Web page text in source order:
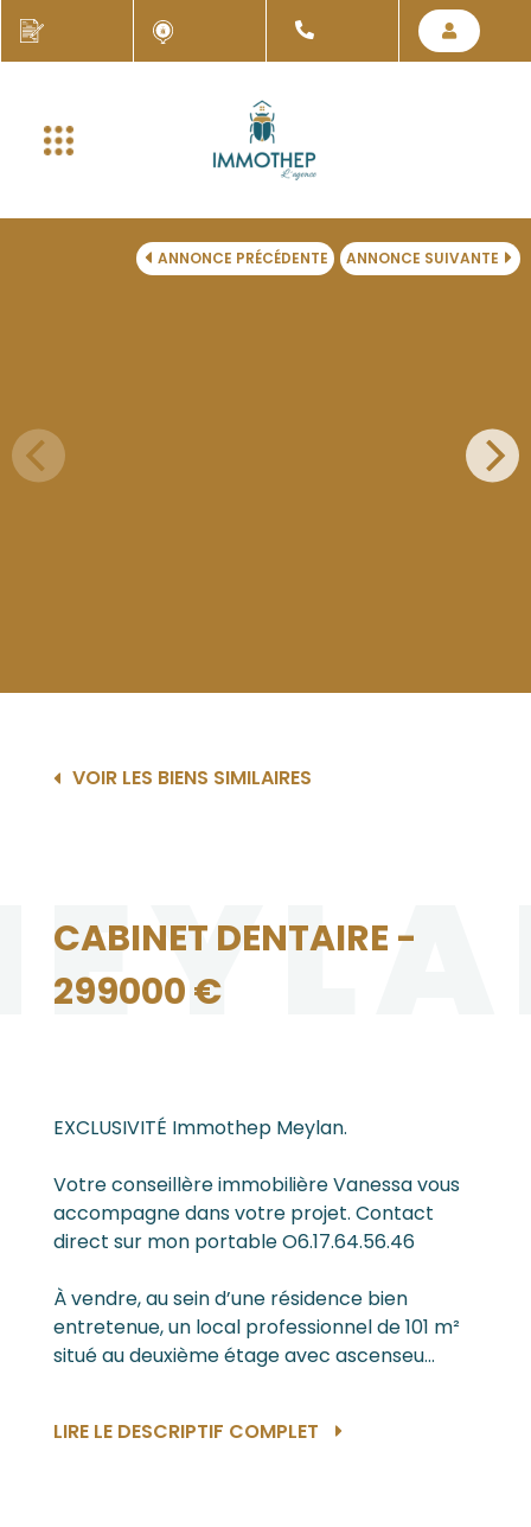
ANNONCE PRÉCÉDENTE ANNONCE SUIVANTE
VOIR LES BIENS SIMILAIRES
CABINET DENTAIRE -
299000 €
EXCLUSIVITÉ Immothep Meylan.
Votre conseillère immobilière Vanessa vous
accompagne dans votre projet. Contact
direct sur mon portable O6.17.64.56.46
À vendre, au sein d’une résidence bien
entretenue, un local professionnel de 101 m²
situé au deuxième étage avec ascenseu...
LIRE LE DESCRIPTIF COMPLET